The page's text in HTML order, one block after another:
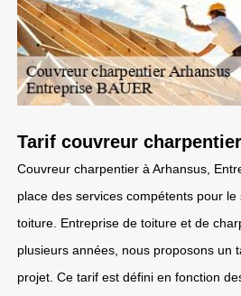
Tarif couvreur
Couvreur charpentier à Arhansus,
place des services compétents pour
toiture. Entreprise de toiture et de
plusieurs années, nous proposons un
projet. Ce tarif est défini en fonction